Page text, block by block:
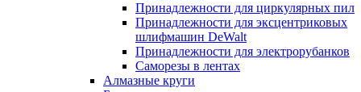
Принадлежности для циркулярных пил
Принадлежности для эксцентриковых
шлифмашин DeWalt
Принадлежности для электрорубанков
Саморезы в лентах
Алмазные круги